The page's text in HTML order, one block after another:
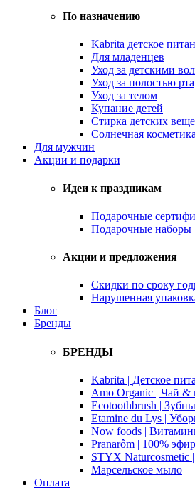
По назначению
Kabrita детское
Для младенцев
Уход за детскими
Уход за полостью рта
Уход за телом
Купание детей
Стирка детских
Солнечная косметика
Для мужчин
Акции и подарки
Идеи к праздникам
Подарочные
Подарочные наборы
Акции и предложения
Скидки по сроку
Нарушенная
Блог
Бренды
БРЕНДЫ
Kabrita | Детское
Amo Organic | Чай &
Ecotoothbrush |
Etamine du Lys |
Now foods |
Pranarôm | 100%
STYX Naturcosmetic
Марсельское мыло
Оплата